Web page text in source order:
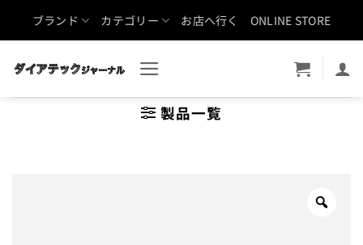
ブランド カテゴリー お店へ行く ONLINE STORE
製品一覧